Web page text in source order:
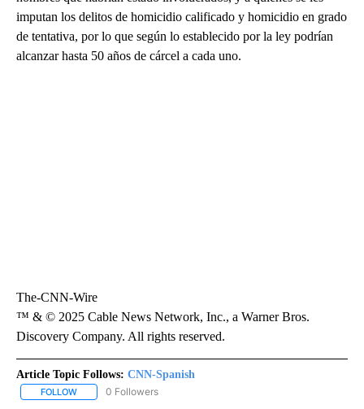
imputan los delitos de homicidio calificado y homicidio en grado
de tentativa, por lo que según lo establecido por la ley podrían
alcanzar hasta 50 años de cárcel a cada uno.
The-CNN-Wire
™ & © 2025 Cable News Network, Inc., a Warner Bros.
Discovery Company. All rights reserved.
Article Topic Follows: CNN-Spanish
FOLLOW FOLLOW "CNN-SPANISH" TO RECEIVE NOTIFICATIONS ABOUT
0 Followers